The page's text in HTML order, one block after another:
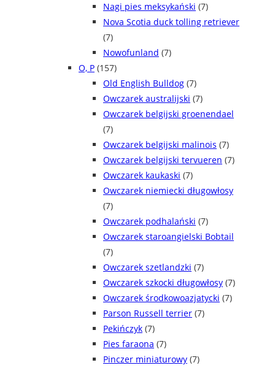
Nagi pies meksykański (7)
Nova Scotia duck tolling retriever
(7)
Nowofunland (7)
O, P (157)
Old English Bulldog (7)
Owczarek australijski (7)
Owczarek belgijski groenendael
(7)
Owczarek belgijski malinois (7)
Owczarek belgijski tervueren (7)
Owczarek kaukaski (7)
Owczarek niemiecki długowłosy
(7)
Owczarek podhalański (7)
Owczarek staroangielski Bobtail
(7)
Owczarek szetlandzki (7)
Owczarek szkocki długowłosy (7)
Owczarek środkowoazjatycki (7)
Parson Russell terrier (7)
Pekińczyk (7)
Pies faraona (7)
Pinczer miniaturowy (7)